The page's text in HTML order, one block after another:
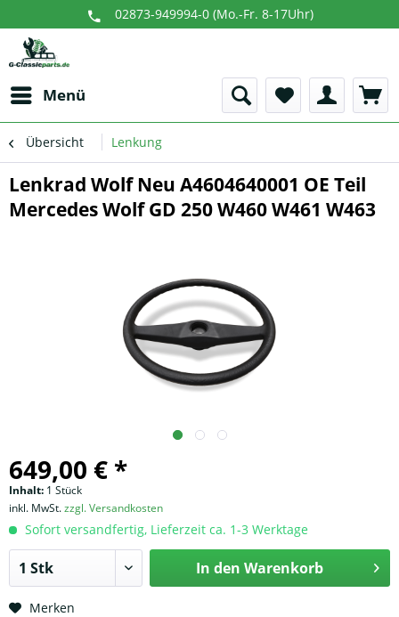
02873-949994-0 (Mo.-Fr. 8-17Uhr)
Menü
Übersicht Lenkung
Lenkrad Wolf Neu A4604640001 OE Teil
Mercedes Wolf GD 250 W460 W461 W463
649,00 € *
Inhalt: 1 Stück
inkl. MwSt.zzgl. Versandkosten
Sofort versandfertig, Lieferzeit ca. 1-3 Werktage
In den Warenkorb
Merken